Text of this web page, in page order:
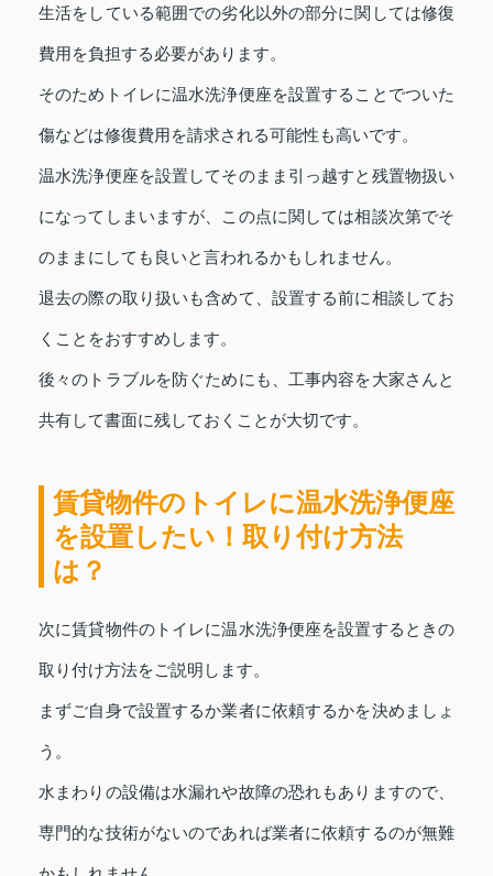
生活をしている範囲での劣化以外の部分に関しては修復
費用を負担する必要があります。
そのためトイレに温水洗浄便座を設置することでついた
傷などは修復費用を請求される可能性も高いです。
温水洗浄便座を設置してそのまま引っ越すと残置物扱い
になってしまいますが、この点に関しては相談次第でそ
のままにしても良いと言われるかもしれません。
退去の際の取り扱いも含めて、設置する前に相談してお
くことをおすすめします。
後々のトラブルを防ぐためにも、工事内容を大家さんと
共有して書面に残しておくことが大切です。
賃貸物件のトイレに温水洗浄便座
を設置したい！取り付け方法
は？
次に賃貸物件のトイレに温水洗浄便座を設置するときの
取り付け方法をご説明します。
まずご自身で設置するか業者に依頼するかを決めましょ
う。
水まわりの設備は水漏れや故障の恐れもありますので、
専門的な技術がないのであれば業者に依頼するのが無難